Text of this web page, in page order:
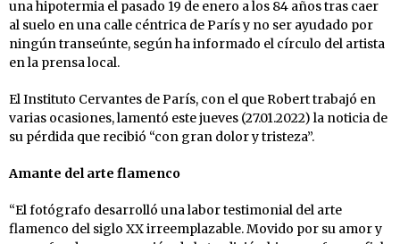
una hipotermia el pasado 19 de enero a los 84 años tras caer
al suelo en una calle céntrica de París y no ser ayudado por
ningún transeúnte, según ha informado el círculo del artista
en la prensa local.
El Instituto Cervantes de París, con el que Robert trabajó en
varias ocasiones, lamentó este jueves (27.01.2022) la noticia de
su pérdida que recibió “con gran dolor y tristeza”.
Amante del arte flamenco
“El fotógrafo desarrolló una labor testimonial del arte
flamenco del siglo XX irreemplazable. Movido por su amor y